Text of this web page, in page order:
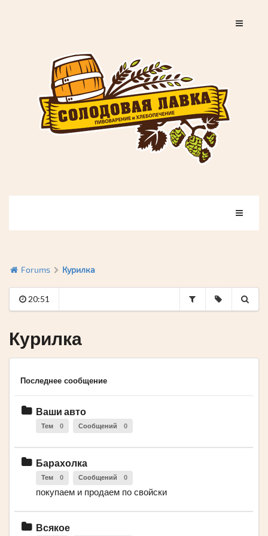
Forums Курилка
20:51
Курилка
Последнее сообщение
Ваши авто
Тем 0 Сообщений 0
Барахолка
Тем 0 Сообщений 0
покупаем и продаем по свойски
Всякое